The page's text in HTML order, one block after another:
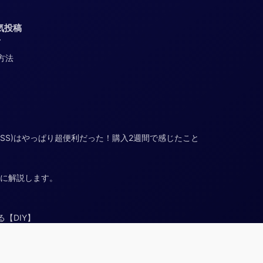
投稿
法
はやっぱり超便利だった！購入2週間で感じたこと
解説します。
DIY】